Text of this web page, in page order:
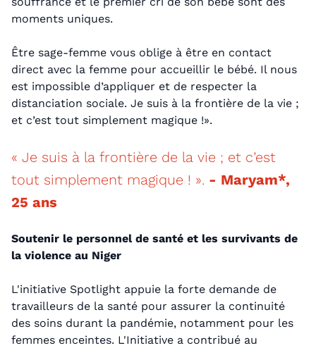
moments uniques.
Être sage-femme vous oblige à être en contact
direct avec la femme pour accueillir le bébé. Il nous
est impossible d’appliquer et de respecter la
distanciation sociale. Je suis à la frontière de la vie ;
et c’est tout simplement magique !».
« Je suis à la frontière de la vie ; et c’est
tout simplement magique ! ». - Maryam*,
25 ans
Soutenir le personnel de santé et les survivants de
la violence au Niger
L'initiative Spotlight appuie la forte demande de
travailleurs de la santé pour assurer la continuité
des soins durant la pandémie, notamment pour les
femmes enceintes. L'Initiative a contribué au